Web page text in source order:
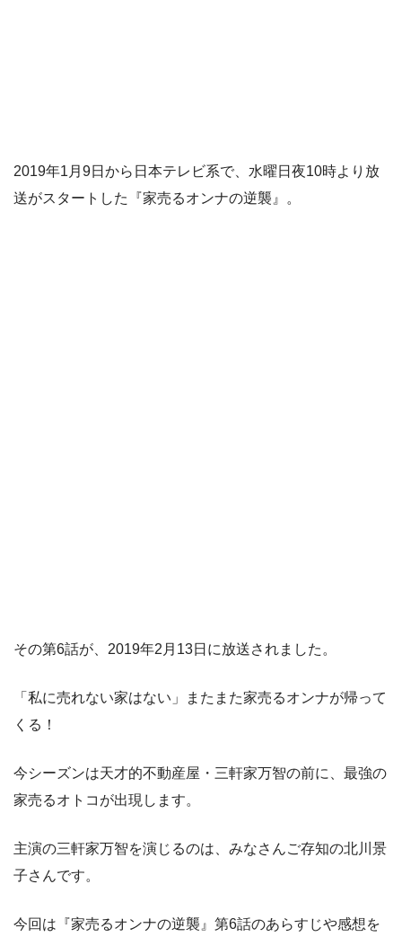
2019年1月9日から日本テレビ系で、水曜日夜10時より放
送がスタートした『家売るオンナの逆襲』。
その第6話が、2019年2月13日に放送されました。
「私に売れない家はない」またまた家売るオンナが帰って
くる！
今シーズンは天才的不動産屋・三軒家万智の前に、最強の
家売るオトコが出現します。
主演の三軒家万智を演じるのは、みなさんご存知の北川景
子さんです。
今回は『家売るオンナの逆襲』第6話のあらすじや感想を